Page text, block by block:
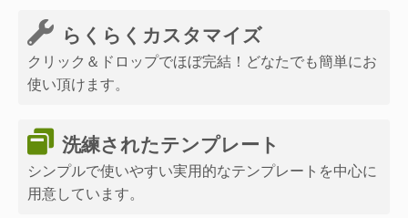
らくらくカスタマイズ
クリック＆ドロップでほぼ完結！どなたでも簡単にお
使い頂けます。
洗練されたテンプレート
シンプルで使いやすい実用的なテンプレートを中心に
用意しています。